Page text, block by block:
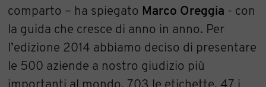
comparto – ha spiegato Marco Oreggia - con
la guida che cresce di anno in anno. Per
l’edizione 2014 abbiamo deciso di presentare
le 500 aziende a nostro giudizio più